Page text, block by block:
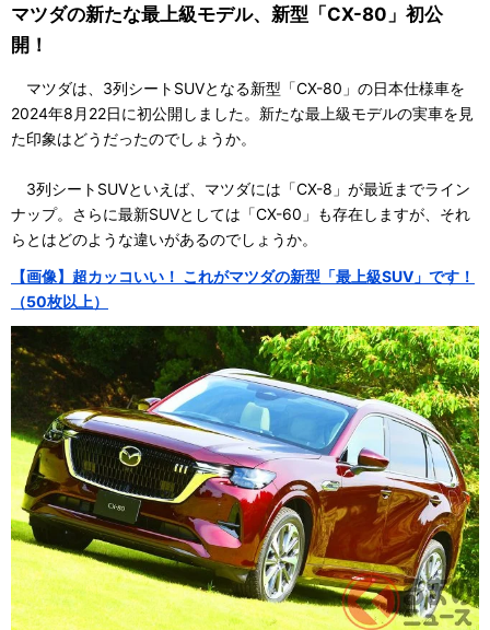
マツダの新たな最上級モデル、新型「CX-80」初公
開！
マツダは、3列シートSUVとなる新型「CX-80」の日本仕様車を
2024年8月22日に初公開しました。新たな最上級モデルの実車を見
た印象はどうだったのでしょうか。
3列シートSUVといえば、マツダには「CX-8」が最近までライン
ナップ。さらに最新SUVとしては「CX-60」も存在しますが、それ
らとはどのような違いがあるのでしょうか。
【画像】超カッコいい！ これがマツダの新型「最上級SUV」です！
（50枚以上）